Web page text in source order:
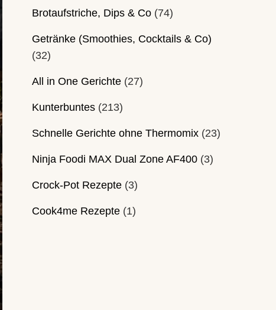
Brotaufstriche, Dips & Co(74)
Getränke (Smoothies, Cocktails & Co)
(32)
All in One Gerichte(27)
Kunterbuntes(213)
Schnelle Gerichte ohne Thermomix(23)
Ninja Foodi MAX Dual Zone AF400(3)
Crock-Pot Rezepte(3)
Cook4me Rezepte(1)